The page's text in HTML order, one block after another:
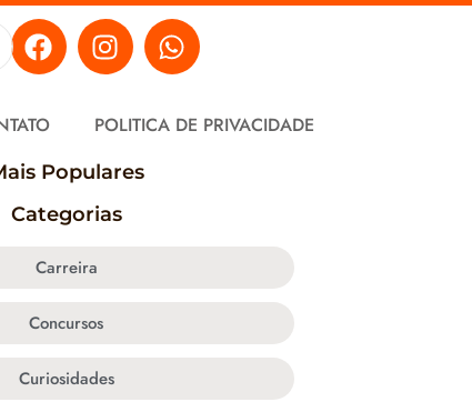
POLITICA DE PRIVACIDADE
Populares
Categorias
Carreira
Concursos
Curiosidades